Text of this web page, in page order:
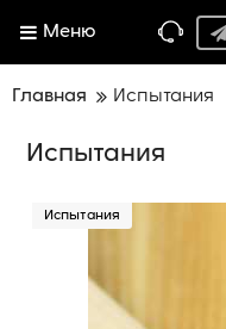
Меню
Главная Испытания
Испытания
Испытания